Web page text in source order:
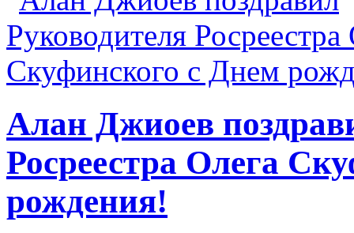
Алан Джиоев
Росреестра Олега
рождения!